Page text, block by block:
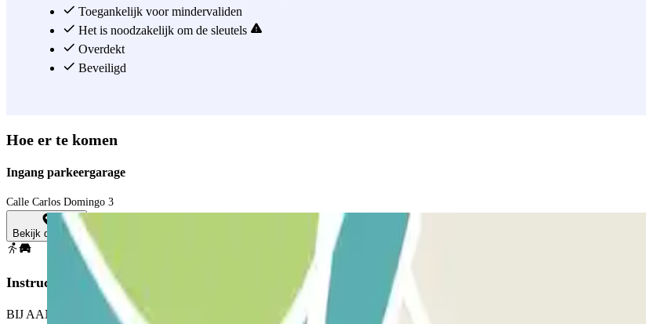
Toegankelijk voor mindervaliden
Het is noodzakelijk om de sleutels
Overdekt
Beveiligd
Hoe er te komen
Ingang parkeergarage
Calle Carlos Domingo 3
Bekijk de kaart
Instructies
BIJ AANKOMST: Ga de parkeerplaats op.